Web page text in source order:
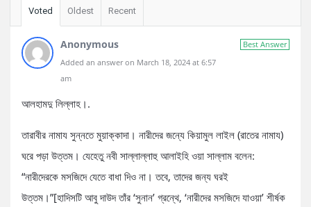
Voted Oldest Recent
Best Answer
Anonymous
Added an answer on March 18, 2024 at 6:57
am
আলহামদু লিল্লাহ।.
তারাবীর নামায সুন্নতে মুয়াক্কাদা। নারীদের জন্যে কিয়ামুল লাইল (রাতের নামায)
ঘরে পড়া উত্তম। যেহেতু নবী সাল্লাল্লাহু আলাইহি ওয়া সাল্লাম বলেন:
“নারীদেরকে মসজিদে যেতে বাধা দিও না। তবে, তাদের জন্য ঘরই
উত্তম।”[হাদিসটি আবু দাউদ তাঁর ‘সুনান’ গ্রন্থে, ‘নারীদের মসজিদে যাওয়া’ শীর্ষক